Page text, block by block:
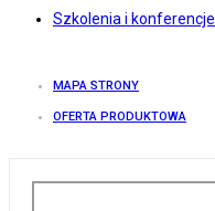
Szkolenia i konferencje
MAPA STRONY
OFERTA PRODUKTOWA